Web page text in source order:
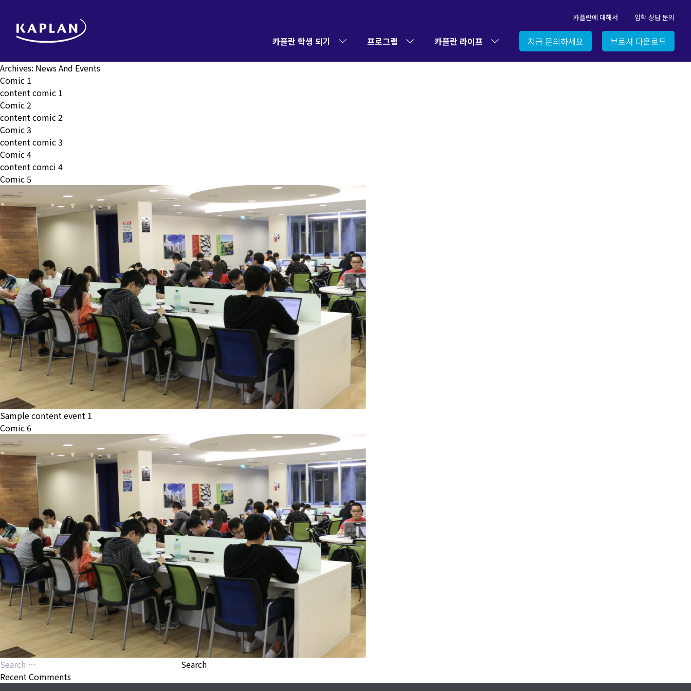
카플란에 대해서 입학 상담 문의
카플란 학생 되기 프로그램 카플란 라이프 지금 문의하세요 브로셔 다운로드
Archives: News And Events
Comic 1
content comic 1
Comic 2
content comic 2
Comic 3
content comic 3
Comic 4
content comci 4
Comic 5
Sample content event 1
Comic 6
Search
for:
Recent Comments